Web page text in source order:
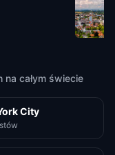
całym świecie
City